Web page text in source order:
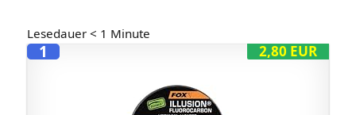
Lesedauer < 1 Minute
2,80 EUR
1